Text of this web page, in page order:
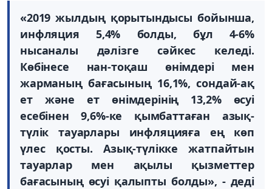
«2019 жылдың қорытындысы бойынша,
инфляция 5,4% болды, бұл 4-6%
нысаналы дәлізге сәйкес келеді.
Көбінесе нан-тоқаш өнімдері мен
жарманың бағасының 16,1%, сондай-ақ
ет және ет өнімдерінің 13,2% өсуі
есебінен 9,6%-ке қымбаттаған азық-
түлік тауарлары инфляцияға ең көп
үлес қосты. Азық-түлікке жатпайтын
тауарлар мен ақылы қызметтер
бағасының өсуі қалыпты болды», - деді